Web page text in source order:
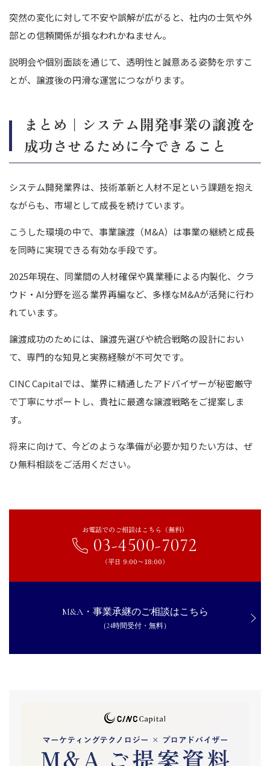
突然の変化に対して不安や誤解が広がると、社内の士気や外
部との信頼関係が損なわれかねません。
説明会や個別面談を通じて、透明性と誠意ある姿勢を示すこ
とが、譲渡後の円滑な運営につながります。
まとめ｜システム開発事業の譲渡を
成功させるために今できること
システム開発業界は、技術革新と人材不足という課題を抱え
ながらも、市場として成長を続けています。
こうした環境の中で、事業譲渡（M&A）は事業の継続と成長
を同時に実現できる有効な手段です。
2025年現在、同業間の人材確保や異業種による内製化、クラ
ウド・AI分野を巡る業界再編など、多様なM&Aが活発に行わ
れています。
譲渡成功のためには、譲渡先選びや統合戦略の設計におい
て、専門的な知見と実務経験が不可欠です。
CINC Capitalでは、業界に精通したアドバイザーが秘密厳守
で丁寧にサポートし、貴社に最適な譲渡戦略をご提案しま
す。
将来に向けて、今どのような準備が必要か知りたい方は、ぜ
ひ無料相談をご活用ください。
お電話でのご相談はこちら（無料）
03-4500-7072
（平日 9:00〜18:00）
M&A・事業承継のご相談はこちら
（24時間受付・無料）